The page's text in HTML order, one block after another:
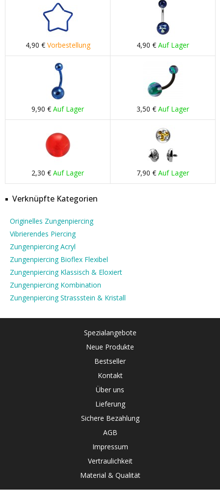
4,90 € Vorbestellung 4,90 € Auf Lager
9,90 € Auf Lager 3,50 € Auf Lager
2,30 € Auf Lager 7,90 € Auf Lager
Verknüpfte Kategorien
Originelles Zungenpiercing
Vibrierendes Piercing
Zungenpiercing Acryl
Zungenpiercing Bioflex Flexibel
Zungenpiercing Klassisch & Eloxiert
Zungenpiercing Kombination
Zungenpiercing Strassstein & Kristall
Spezialangebote
Neue Produkte
Bestseller
Kontakt
Über uns
Lieferung
Sichere Bezahlung
AGB
Impressum
Vertraulichkeit
Material & Qualität